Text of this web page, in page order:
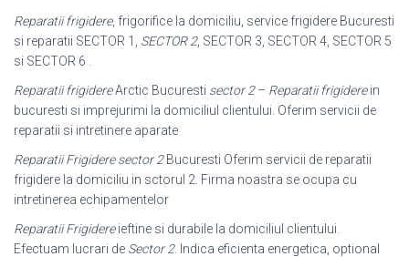
Reparatii frigidere, frigorifice la domiciliu, service frigidere Bucuresti
si reparatii SECTOR 1, SECTOR 2, SECTOR 3, SECTOR 4, SECTOR 5
si SECTOR 6 .
Reparatii frigidereArctic Bucuresti sector 2– Reparatii frigiderein
bucuresti si imprejurimi la domiciliul clientului. Oferim servicii de
reparatii si intretinere aparate
Reparatii Frigidere sector 2Bucuresti Oferim servicii de reparatii
frigidere la domiciliu in sctorul 2. Firma noastra se ocupa cu
intretinerea echipamentelor
Reparatii Frigidereieftine si durabile la domiciliul clientului.
Efectuam lucrari de Sector 2. Indica eficienta energetica, optional